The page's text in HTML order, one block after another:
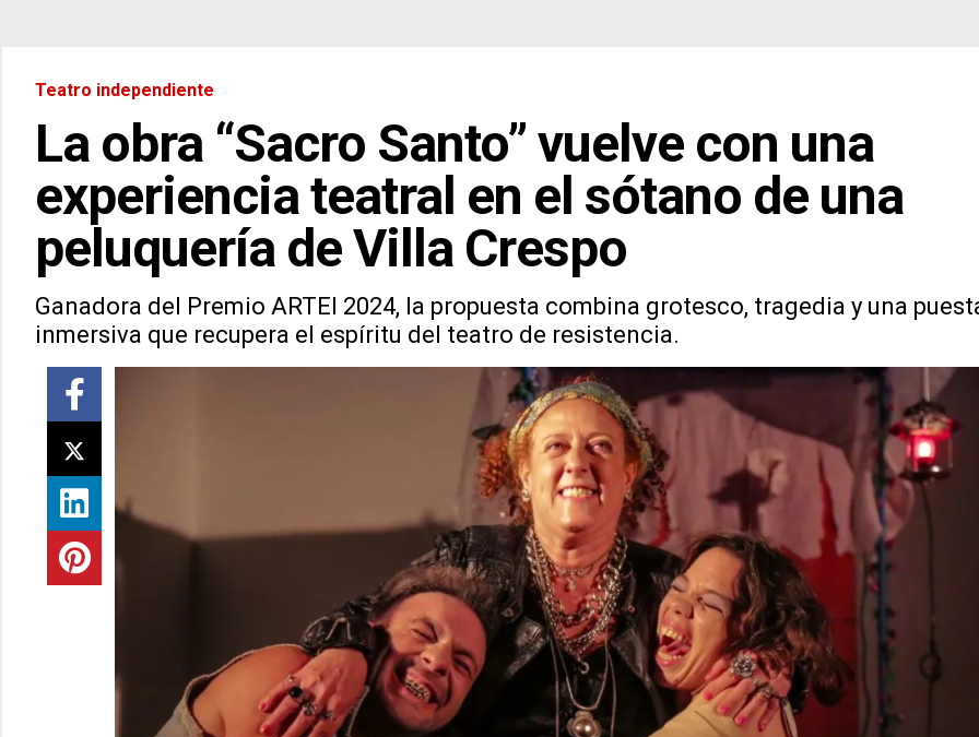
Teatro independiente
La obra “Sacro Santo” vuelve con una
experiencia teatral en el sótano de una
peluquería de Villa Crespo
Ganadora del Premio ARTEI 2024, la propuesta combina grotesco, tragedia y una
inmersiva que recupera el espíritu del teatro de resistencia.